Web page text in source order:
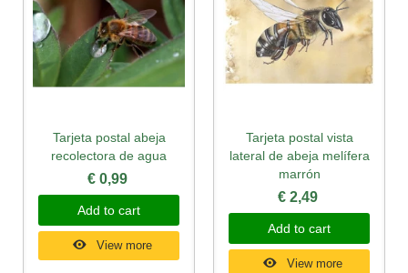
Tarjeta postal abeja
recolectora de agua
€ 0,99
Add to cart
View more
Tarjeta postal vista
lateral de abeja melífera
marrón
€ 2,49
Add to cart
View more